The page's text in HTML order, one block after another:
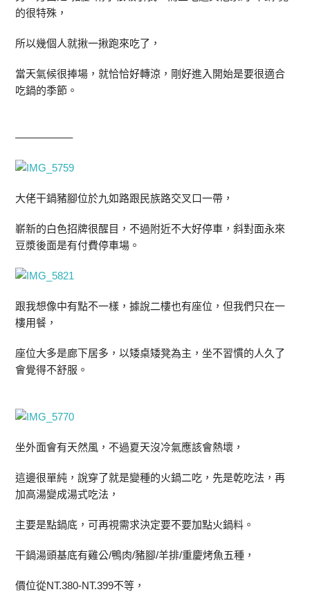
的很特殊，
所以幾個人就揪一揪跑來吃了，
當天氣候很捧場，就恰恰好轉涼，剛好進入開始是要很適合
吃鍋的季節。
—————–
大佬干鍋豬腳位於九如路跟民族路交叉口一帶，
嶄新的白色招牌很醒目，不過附近不大好停車，斜對面永來
豆漿後面是有付費停車場。
跟我想像中有點不一樣，據說二樓也有座位，但我們只在一
樓用餐，
座位大多是廊下居多，以矮桌矮凳為主，坐不習慣的人久了
會覺得不舒服。
坐外面會有天然風，不過夏天沒冷氣應該會熱壞，
這邊很單純，說穿了就是變種的火鍋二吃，先是乾吃法，再
加高湯變成湯式吃法，
主要是點鍋底，可再視需求決定要不要加點火鍋料。
干鍋湯頭基底有雞公/鴨肉/豬腳/羊排/重慶烤魚五種，
價位從NT.380-NT.399不等，